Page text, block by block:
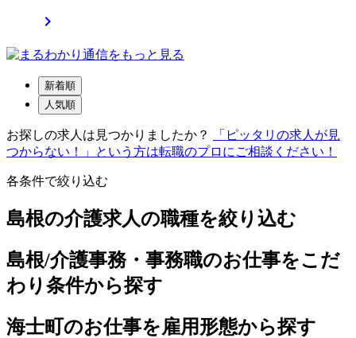

新着順
人気順
お探しの求人は見つかりましたか？
「ピッタリの求人が見
つからない！」という方は転職のプロにご相談ください！
各条件で絞り込む
島根の介護求人の職種を絞り込む
島根/介護事務・事務職のお仕事をこだ
わり条件から探す
海士町のお仕事を雇用形態から探す